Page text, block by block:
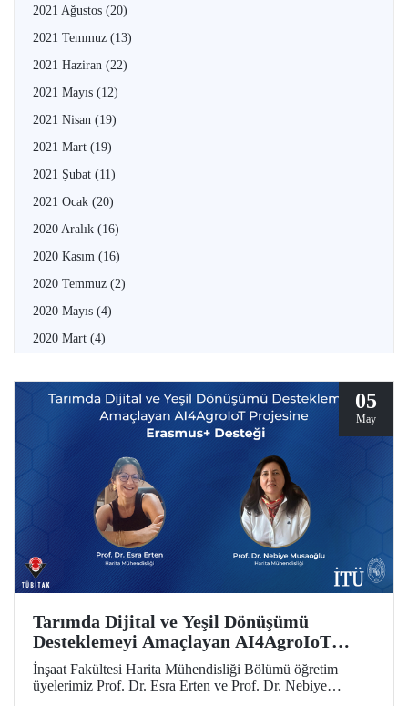
2021 Ağustos (20)
2021 Temmuz (13)
2021 Haziran (22)
2021 Mayıs (12)
2021 Nisan (19)
2021 Mart (19)
2021 Şubat (11)
2021 Ocak (20)
2020 Aralık (16)
2020 Kasım (16)
2020 Temmuz (2)
2020 Mayıs (4)
2020 Mart (4)
05
May
Tarımda Dijital ve Yeşil Dönüşümü
Desteklemeyi Amaçlayan AI4AgroIoT
Projesine Erasmus+ Desteği
İnşaat Fakültesi Harita Mühendisliği Bölümü öğretim
üyelerimiz Prof. Dr. Esra Erten ve Prof. Dr. Nebiye